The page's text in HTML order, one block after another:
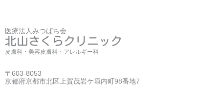
医療法人みつばち会
北山さくらクリニック
皮膚科・美容皮膚科・アレルギー科
〒603-8053
京都府京都市北区上賀茂岩ケ垣内町98番地7